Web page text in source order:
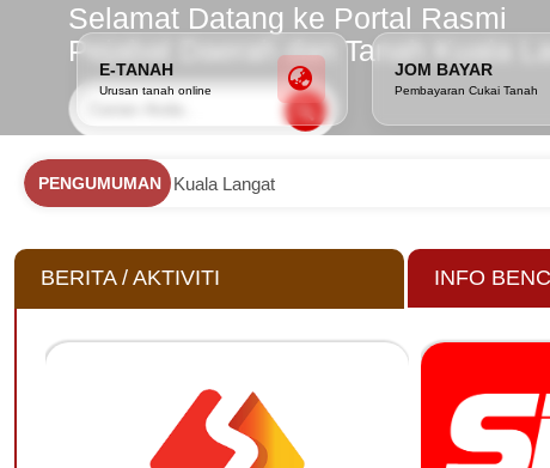
Selamat Datang ke Portal Rasmi
Pejabat Daerah dan Tanah Kuala
E-TANAH
Urusan tanah online
JOM BAYAR
Pembayaran Cukai Tanah
PENGUMUMAN
dan Tanah Kuala Langat
BERITA / AKTIVITI INFO